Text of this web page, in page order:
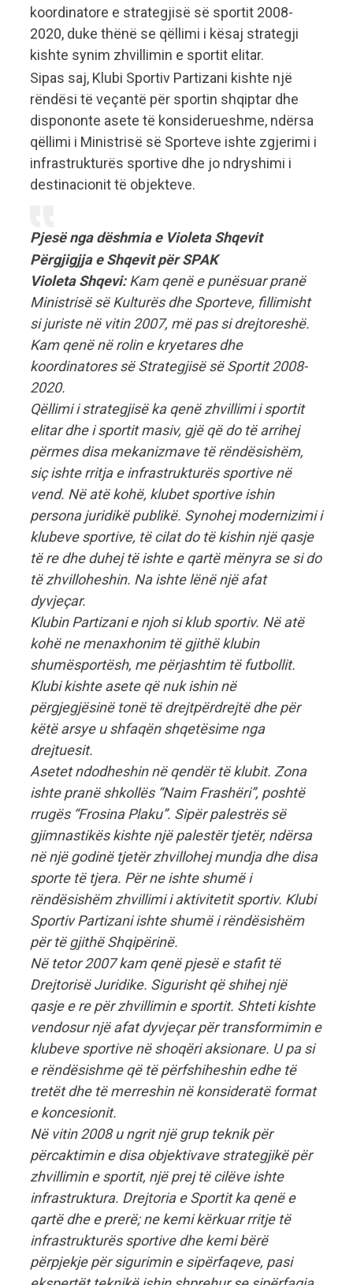
koordinatore e strategjisë së sportit 2008-
2020, duke thënë se qëllimi i kësaj strategji
kishte synim zhvillimin e sportit elitar.
Sipas saj, Klubi Sportiv Partizani kishte një
rëndësi të veçantë për sportin shqiptar dhe
dispononte asete të konsiderueshme, ndërsa
qëllimi i Ministrisë së Sporteve ishte zgjerimi i
infrastrukturës sportive dhe jo ndryshimi i
destinacionit të objekteve.
Pjesë nga dëshmia e Violeta Shqevit
Përgjigjja e Shqevit për SPAK
Violeta Shqevi:Kam qenë e punësuar pranë
Ministrisë së Kulturës dhe Sporteve, fillimisht
si juriste në vitin 2007, më pas si drejtoreshë.
Kam qenë në rolin e kryetares dhe
koordinatores së Strategjisë së Sportit 2008-
2020.
Qëllimi i strategjisë ka qenë zhvillimi i sportit
elitar dhe i sportit masiv, gjë që do të arrihej
përmes disa mekanizmave të rëndësishëm,
siç ishte rritja e infrastrukturës sportive në
vend. Në atë kohë, klubet sportive ishin
persona juridikë publikë. Synohej modernizimi i
klubeve sportive, të cilat do të kishin një qasje
të re dhe duhej të ishte e qartë mënyra se si do
të zhvilloheshin. Na ishte lënë një afat
dyvjeçar.
Klubin Partizani e njoh si klub sportiv. Në atë
kohë ne menaxhonim të gjithë klubin
shumësportësh, me përjashtim të futbollit.
Klubi kishte asete që nuk ishin në
përgjegjësinë tonë të drejtpërdrejtë dhe për
këtë arsye u shfaqën shqetësime nga
drejtuesit.
Asetet ndodheshin në qendër të klubit. Zona
ishte pranë shkollës “Naim Frashëri”, poshtë
rrugës “Frosina Plaku”. Sipër palestrës së
gjimnastikës kishte një palestër tjetër, ndërsa
në një godinë tjetër zhvillohej mundja dhe disa
sporte të tjera. Për ne ishte shumë i
rëndësishëm zhvillimi i aktivitetit sportiv. Klubi
Sportiv Partizani ishte shumë i rëndësishëm
për të gjithë Shqipërinë.
Në tetor 2007 kam qenë pjesë e stafit të
Drejtorisë Juridike. Sigurisht që shihej një
qasje e re për zhvillimin e sportit. Shteti kishte
vendosur një afat dyvjeçar për transformimin e
klubeve sportive në shoqëri aksionare. U pa si
e rëndësishme që të përfshiheshin edhe të
tretët dhe të merreshin në konsideratë format
e koncesionit.
Në vitin 2008 u ngrit një grup teknik për
përcaktimin e disa objektivave strategjikë për
zhvillimin e sportit, një prej të cilëve ishte
infrastruktura. Drejtoria e Sportit ka qenë e
qartë dhe e prerë; ne kemi kërkuar rritje të
infrastrukturës sportive dhe kemi bërë
përpjekje për sigurimin e sipërfaqeve, pasi